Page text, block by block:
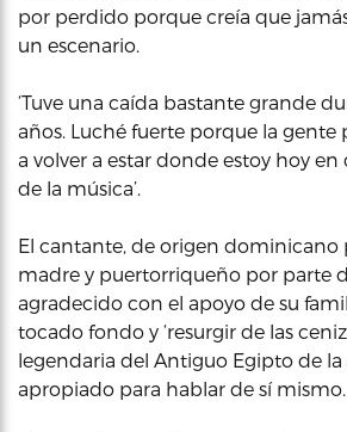
por perdido porque creía que
un escenario.
‘Tuve una caída bastante grande
años. Luché fuerte porque la gente
a volver a estar donde estoy hoy
de la música’.
El cantante, de origen dominicano
madre y puertorriqueño por parte
agradecido con el apoyo de su
tocado fondo y ‘resurgir de las
legendaria del Antiguo Egipto de la
apropiado para hablar de sí mismo.